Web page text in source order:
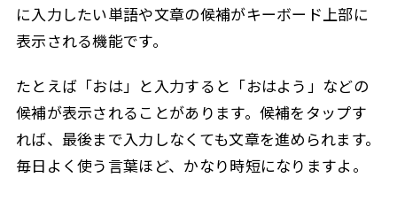
に入力したい単語や文章の候補がキーボード上部に
表示される機能です。
たとえば「おは」と入力すると「おはよう」などの
候補が表示されることがあります。候補をタップす
れば、最後まで入力しなくても文章を進められます。
毎日よく使う言葉ほど、かなり時短になりますよ。